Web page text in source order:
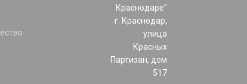
Краснодаре"
г. Краснодар,
улица
Красных
Партизан, дом
517